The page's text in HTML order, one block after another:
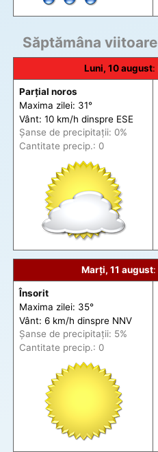
Săptămâna viitoare
Luni, 10 august:
Parțial noros
Maxima zilei: 31°
Vânt: 10 km/h dinspre ESE
Șanse de precipitații: 0%
Cantitate precip.: 0
Marți, 11 august:
Însorit
Maxima zilei: 35°
Vânt: 6 km/h dinspre NNV
Șanse de precipitații: 5%
Cantitate precip.: 0